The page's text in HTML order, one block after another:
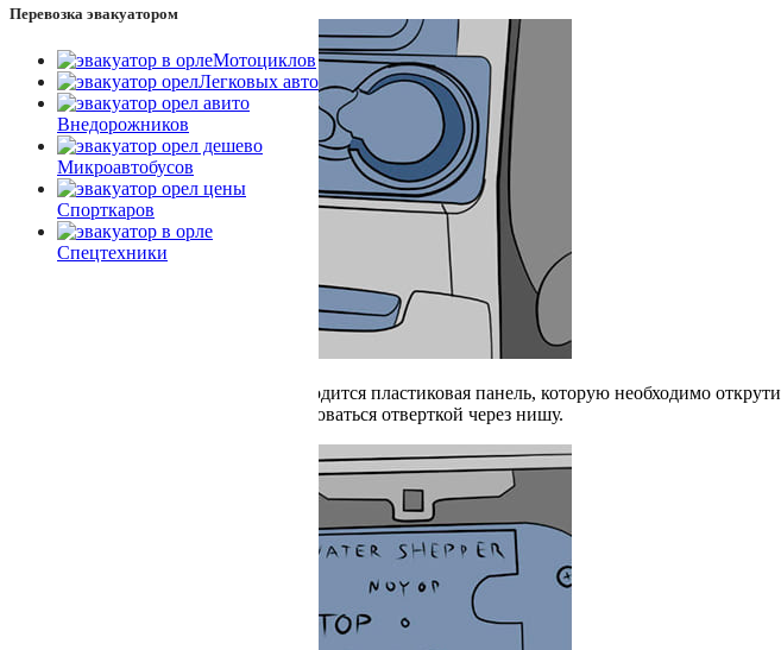
Перевозка эвакуатором
Мотоциклов
Легковых авто
Внедорожников
Микроавтобусов
Спорткаров
Спецтехники
Под подстаканниками находится пластиковая панель, которую необходимо
не откручивать, а воспользоваться отверткой через нишу.